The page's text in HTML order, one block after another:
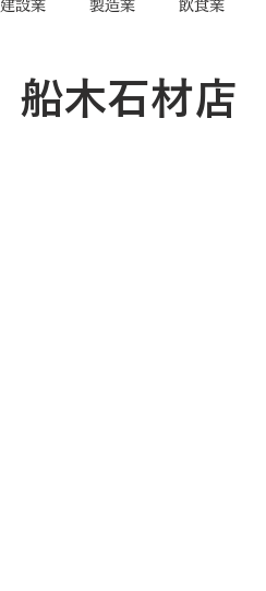
建設業 製造業 飲食業
船木石材店